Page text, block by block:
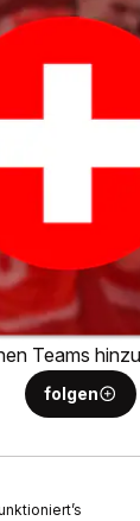
Teams
folgen